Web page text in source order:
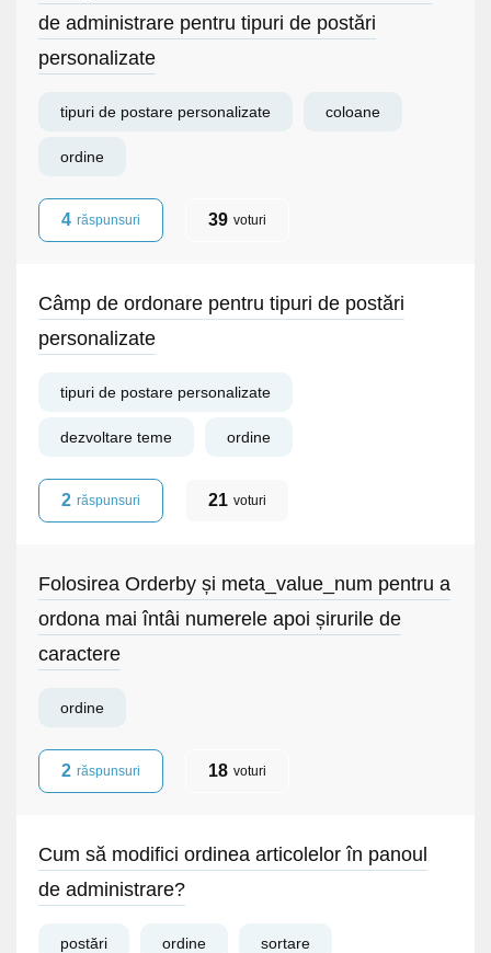
de administrare pentru tipuri de postări
personalizate
tipuri de postare personalizate coloane
ordine
4 răspunsuri 39 voturi
Câmp de ordonare pentru tipuri de postări
personalizate
tipuri de postare personalizate
dezvoltare teme ordine
2 răspunsuri 21 voturi
Folosirea Orderby și meta_value_num pentru a
ordona mai întâi numerele apoi șirurile de
caractere
ordine
2 răspunsuri 18 voturi
Cum să modifici ordinea articolelor în panoul
de administrare?
postări ordine sortare